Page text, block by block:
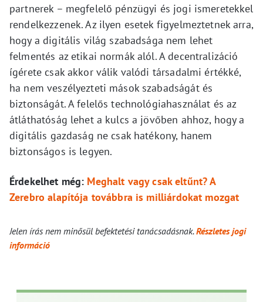
partnerek – megfelelő pénzügyi és jogi ismeretekkel
rendelkezzenek. Az ilyen esetek figyelmeztetnek arra,
hogy a digitális világ szabadsága nem lehet
felmentés az etikai normák alól. A decentralizáció
ígérete csak akkor válik valódi társadalmi értékké,
ha nem veszélyezteti mások szabadságát és
biztonságát. A felelős technológiahasználat és az
átláthatóság lehet a kulcs a jövőben ahhoz, hogy a
digitális gazdaság ne csak hatékony, hanem
biztonságos is legyen.
Érdekelhet még: Meghalt vagy csak eltűnt? A
Zerebro alapítója továbbra is milliárdokat mozgat
Jelen írás nem minősül befektetési tanácsadásnak.Részletes jogi
információ